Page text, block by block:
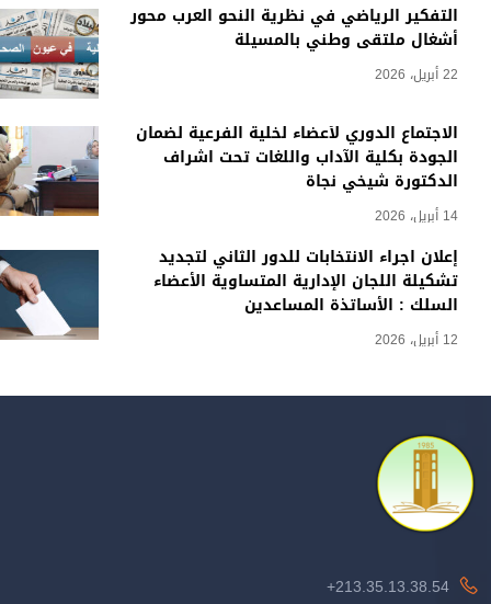
التفكير الرياضي في نظرية النحو العرب محور
أشغال ملتقى وطني بالمسيلة
22 أبريل، 2026
الاجتماع الدوري لأعضاء لخلية الفرعية لضمان
الجودة بكلية الآداب واللغات تحت اشراف
الدكتورة شيخي نجاة
14 أبريل، 2026
إعلان اجراء الانتخابات للدور الثاني لتجديد
تشكيلة اللجان الإدارية المتساوية الأعضاء
السلك : الأساتذة المساعدين
12 أبريل، 2026
213.35.13.38.54+